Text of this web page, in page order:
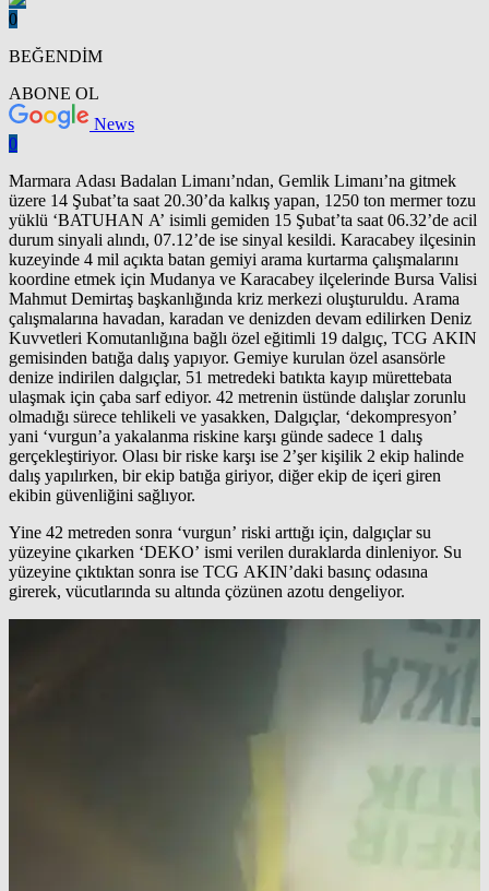
0
BEĞENDİM
ABONE OL
News
0
Marmara Adası Badalan Limanı’ndan, Gemlik Limanı’na gitmek
üzere 14 Şubat’ta saat 20.30’da kalkış yapan, 1250 ton mermer tozu
yüklü ‘BATUHAN A’ isimli gemiden 15 Şubat’ta saat 06.32’de acil
durum sinyali alındı, 07.12’de ise sinyal kesildi. Karacabey ilçesinin
kuzeyinde 4 mil açıkta batan gemiyi arama kurtarma çalışmalarını
koordine etmek için Mudanya ve Karacabey ilçelerinde Bursa Valisi
Mahmut Demirtaş başkanlığında kriz merkezi oluşturuldu. Arama
çalışmalarına havadan, karadan ve denizden devam edilirken Deniz
Kuvvetleri Komutanlığına bağlı özel eğitimli 19 dalgıç, TCG AKIN
gemisinden batığa dalış yapıyor. Gemiye kurulan özel asansörle
denize indirilen dalgıçlar, 51 metredeki batıkta kayıp mürettebata
ulaşmak için çaba sarf ediyor. 42 metrenin üstünde dalışlar zorunlu
olmadığı sürece tehlikeli ve yasakken, Dalgıçlar, ‘dekompresyon’
yani ‘vurgun’a yakalanma riskine karşı günde sadece 1 dalış
gerçekleştiriyor. Olası bir riske karşı ise 2’şer kişilik 2 ekip halinde
dalış yapılırken, bir ekip batığa giriyor, diğer ekip de içeri giren
ekibin güvenliğini sağlıyor.
Yine 42 metreden sonra ‘vurgun’ riski arttığı için, dalgıçlar su
yüzeyine çıkarken ‘DEKO’ ismi verilen duraklarda dinleniyor. Su
yüzeyine çıktıktan sonra ise TCG AKIN’daki basınç odasına
girerek, vücutlarında su altında çözünen azotu dengeliyor.